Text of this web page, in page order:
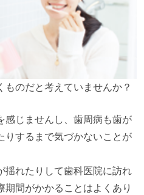
のだと考えていませんか？
感じませんし、歯周病も歯が
りするまで気づかないことが
揺れたりして歯科医院に訪れ
期間がかかることはよくあり